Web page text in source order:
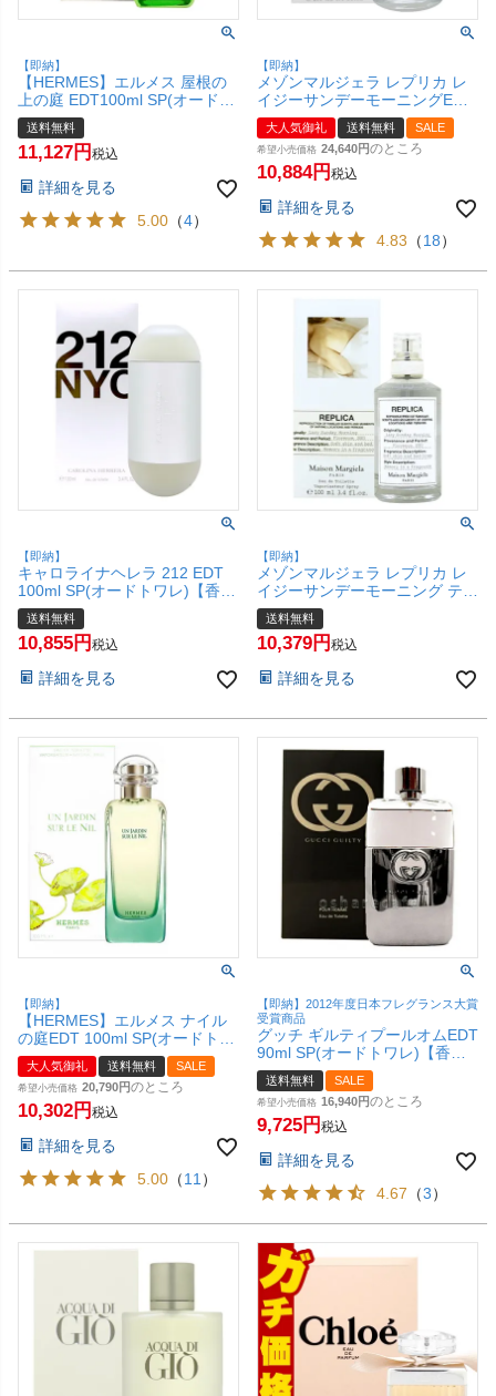
【即納】
【HERMES】エルメス 屋根の
上の庭 EDT100ml SP(オードト
ワレ)【香水】【宅配便送料無
料】
送料無料
11,127 税込
詳細を見る
5.00 （4）
【即納】
メゾンマルジェラ レプリカ レ
イジーサンデーモーニングEDT
100ml SP(オードトワレ)【香
水】(6047847)【宅配便送料無
料】
大人気御礼 送料無料 SALE
希望小売価格 24,640 のところ
10,884 税込
詳細を見る
4.83 （18）
【即納】
キャロライナヘレラ 212 EDT
100ml SP(オードトワレ)【香
水】【宅配便送料無料】
(6059286)
送料無料
10,855 税込
詳細を見る
【即納】
メゾンマルジェラ レプリカ レ
イジーサンデーモーニング テス
ター EDT 100ml SP(オードトワ
レ)【香水】【未使用品】【宅
配便送料無料】(6061740)
送料無料
10,379 税込
詳細を見る
【即納】
【HERMES】エルメス ナイル
の庭EDT 100ml SP(オードトワ
レ)【香水】【宅配便送料無
料】
大人気御礼 送料無料 SALE
希望小売価格 20,790 のところ
10,302 税込
詳細を見る
5.00 （11）
【即納】2012年度日本フレグランス大賞
受賞商品
グッチ ギルティプールオムEDT
90ml SP(オードトワレ)【香
水】【宅配便送料無料】
送料無料 SALE
希望小売価格 16,940 のところ
9,725 税込
詳細を見る
4.67 （3）